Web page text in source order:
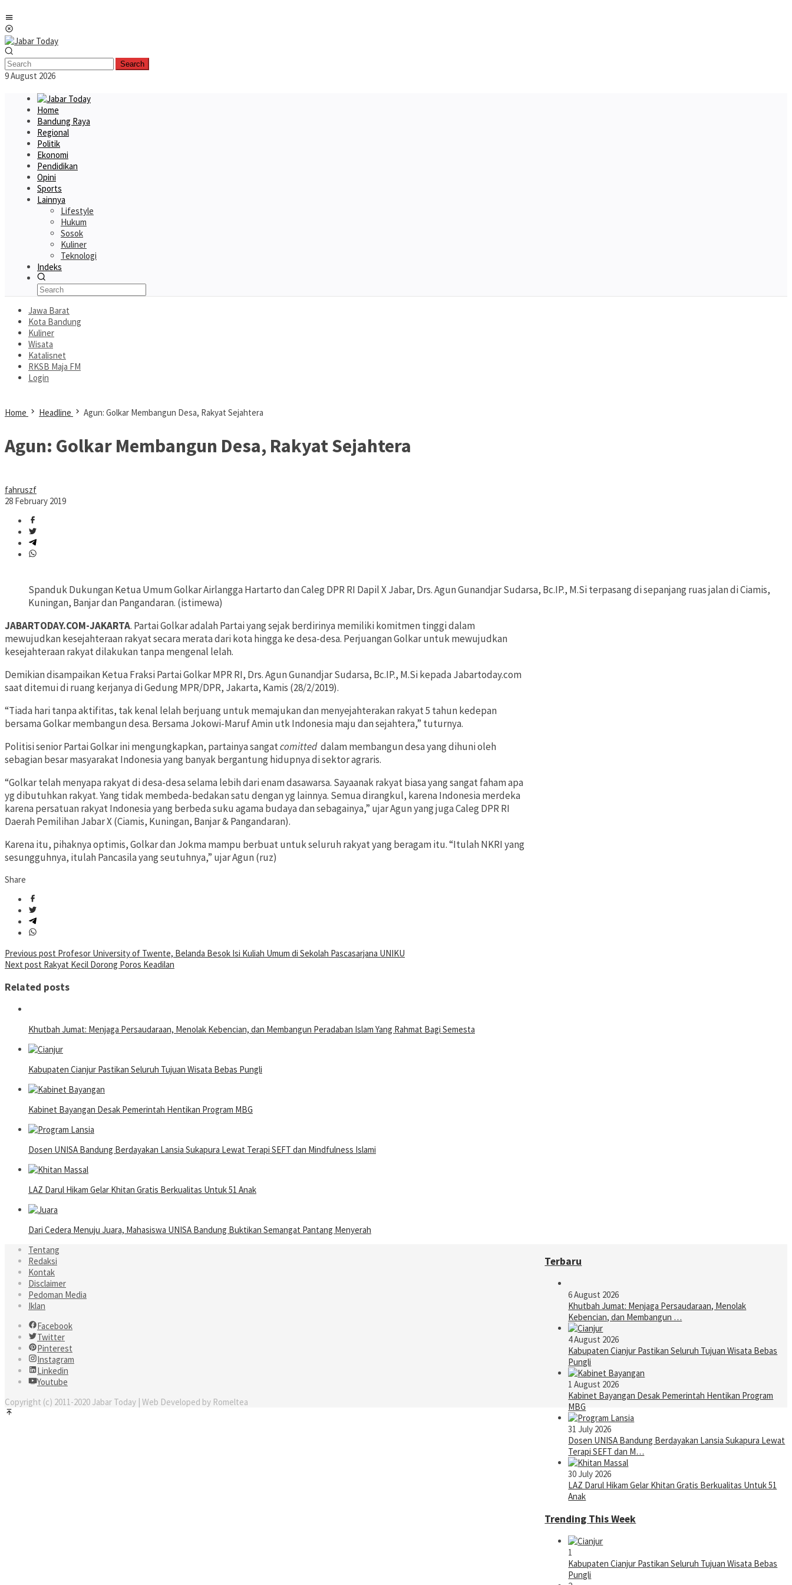
to
content
Search
9 August 2026
Home
Bandung Raya
Regional
Politik
Ekonomi
Pendidikan
Opini
Sports
Lainnya
Lifestyle
Hukum
Sosok
Kuliner
Teknologi
Indeks
Jawa Barat
Kota Bandung
Kuliner
Wisata
Katalisnet
RKSB Maja FM
Login
Home Headline Agun: Golkar Membangun Desa, Rakyat Sejahtera
Agun: Golkar Membangun Desa, Rakyat Sejahtera
fahruszf
28 February 2019
Spanduk Dukungan Ketua Umum Golkar Airlangga Hartarto dan Caleg DPR RI Dapil X Jabar, Drs. Agun Gunandjar Sudarsa, Bc.IP., M.Si terpasang di sepanjang ruas jalan di Ciamis,
Kuningan, Banjar dan Pangandaran. (istimewa)
JABARTODAY.COM-JAKARTA. Partai Golkar adalah Partai yang sejak berdirinya memiliki komitmen tinggi dalam
mewujudkan kesejahteraan rakyat secara merata dari kota hingga ke desa-desa. Perjuangan Golkar untuk mewujudkan
kesejahteraan rakyat dilakukan tanpa mengenal lelah.
Demikian disampaikan Ketua Fraksi Partai Golkar MPR RI, Drs. Agun Gunandjar Sudarsa, Bc.IP., M.Si kepada Jabartoday.com
saat ditemui di ruang kerjanya di Gedung MPR/DPR, Jakarta, Kamis (28/2/2019).
“Tiada hari tanpa aktifitas, tak kenal lelah berjuang untuk memajukan dan menyejahterakan rakyat 5 tahun kedepan
bersama Golkar membangun desa. Bersama Jokowi-Maruf Amin utk Indonesia maju dan sejahtera,” tuturnya.
Politisi senior Partai Golkar ini mengungkapkan, partainya sangatcomitteddalam membangun desa yang dihuni oleh
sebagian besar masyarakat Indonesia yang banyak bergantung hidupnya di sektor agraris.
“Golkar telah menyapa rakyat di desa-desa selama lebih dari enam dasawarsa. Sayaanak rakyat biasa yang sangat faham apa
yg dibutuhkan rakyat. Yang tidak membeda-bedakan satu dengan yg lainnya. Semua dirangkul, karena Indonesia merdeka
karena persatuan rakyat Indonesia yang berbeda suku agama budaya dan sebagainya,” ujar Agun yang juga Caleg DPR RI
Daerah Pemilihan Jabar X (Ciamis, Kuningan, Banjar & Pangandaran).
Karena itu, pihaknya optimis, Golkar dan Jokma mampu berbuat untuk seluruh rakyat yang beragam itu. “Itulah NKRI yang
sesungguhnya, itulah Pancasila yang seutuhnya,” ujar Agun (ruz)
Share
Post
navigation
Previous post Profesor University of Twente, Belanda Besok Isi Kuliah Umum di Sekolah Pascasarjana UNIKU
Next post Rakyat Kecil Dorong Poros Keadilan
Related posts
Khutbah Jumat: Menjaga Persaudaraan, Menolak Kebencian, dan Membangun Peradaban Islam Yang Rahmat Bagi Semesta
Kabupaten Cianjur Pastikan Seluruh Tujuan Wisata Bebas Pungli
Kabinet Bayangan Desak Pemerintah Hentikan Program MBG
Dosen UNISA Bandung Berdayakan Lansia Sukapura Lewat Terapi SEFT dan Mindfulness Islami
LAZ Darul Hikam Gelar Khitan Gratis Berkualitas Untuk 51 Anak
Dari Cedera Menuju Juara, Mahasiswa UNISA Bandung Buktikan Semangat Pantang Menyerah
Terbaru
6 August 2026
Khutbah Jumat: Menjaga Persaudaraan, Menolak
Kebencian, dan Membangun …
4 August 2026
Kabupaten Cianjur Pastikan Seluruh Tujuan Wisata Bebas
Pungli
1 August 2026
Kabinet Bayangan Desak Pemerintah Hentikan Program
MBG
31 July 2026
Dosen UNISA Bandung Berdayakan Lansia Sukapura Lewat
Terapi SEFT dan M…
30 July 2026
LAZ Darul Hikam Gelar Khitan Gratis Berkualitas Untuk 51
Anak
Trending This Week
1
Kabupaten Cianjur Pastikan Seluruh Tujuan Wisata Bebas
Pungli
Tentang
Redaksi
Kontak
Disclaimer
Pedoman Media
Iklan
Facebook
Twitter
Pinterest
Instagram
Linkedin
Youtube
Copyright (c) 2011-2020 Jabar Today | Web Developed by Romeltea